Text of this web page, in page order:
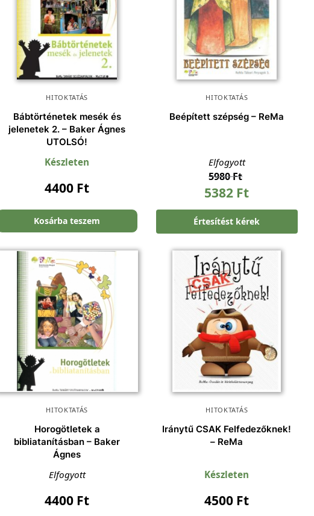
HITOKTATÁS
Bábtörténetek mesék és
jelenetek 2. – Baker Ágnes
UTOLSÓ!
Készleten
4400 Ft
Kosárba teszem
HITOKTATÁS
Beépített szépség – ReMa
Elfogyott
5980Ft
5382 Ft
Értesítést kérek
HITOKTATÁS
Horogötletek a
bibliatanításban – Baker
Ágnes
Elfogyott
4400 Ft
HITOKTATÁS
Iránytű CSAK Felfedezőknek!
– ReMa
Készleten
4500 Ft